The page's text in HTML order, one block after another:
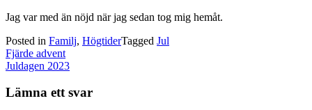
Jag var med än nöjd när jag sedan tog mig hemåt.
Posted in Familj, HögtiderTagged Jul
Post
navigation
Fjärde advent
Juldagen 2023
Lämna ett svar